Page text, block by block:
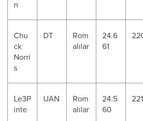
n
Chu
ck
Norri
s
DT
Rom
alılar
24.6
61
Le3P
inte
UAN
Rom
alılar
24.5
60
221